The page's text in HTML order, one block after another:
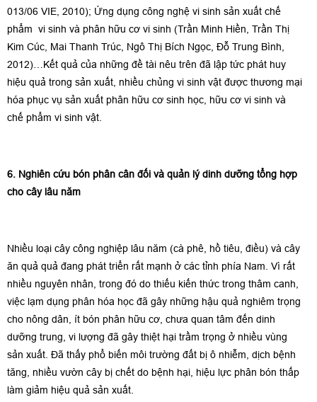
013/06 VIE, 2010); Ứng dụng công nghệ vi sinh sản xuất chế
phẩm vi sinh và phân hữu cơ vi sinh (Trần Minh Hiền, Trần Thị
Kim Cúc, Mai Thanh Trúc, Ngô Thị Bích Ngọc, Đỗ Trung Bình,
2012)…Kết quả của những đề tài nêu trên đã lập tức phát huy
hiệu quả trong sản xuất, nhiều chủng vi sinh vật được thương mại
hóa phục vụ sản xuất phân hữu cơ sinh học, hữu cơ vi sinh và
chế phẩm vi sinh vật.
6. Nghiên cứu bón phân cân đối và quản lý dinh dưỡng tổng hợp
cho cây lâu năm
Nhiều loại cây công nghiệp lâu năm (cà phê, hồ tiêu, điều) và cây
ăn quả quả đang phát triển rất mạnh ở các tỉnh phía Nam. Vì rất
nhiều nguyên nhân, trong đó do thiếu kiến thức trong thâm canh,
việc lạm dụng phân hóa học đã gây những hậu quả nghiêm trọng
cho nông dân, ít bón phân hữu cơ, chưa quan tâm đến dinh
dưỡng trung, vi lượng đã gây thiệt hại trầm trọng ở nhiều vùng
sản xuất. Đã thấy phổ biến môi trường đất bị ô nhiễm, dịch bệnh
tăng, nhiều vườn cây bị chết do bệnh hại, hiệu lực phân bón thấp
làm giảm hiệu quả sản xuất.